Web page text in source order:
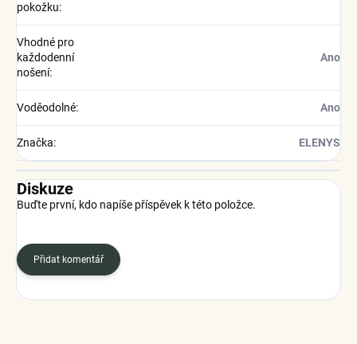
pokožku:
Vhodné pro
každodenní
nošení:
Ano
Voděodolné: Ano
Značka: ELENYS
Diskuze
Buďte první, kdo napíše příspěvek k této položce.
Přidat komentář